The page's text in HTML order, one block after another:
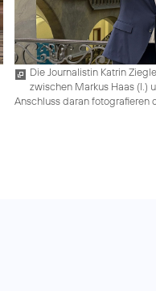
Die Journalistin Katrin
zwischen Markus Haas (l.)
Anschluss daran fotografieren